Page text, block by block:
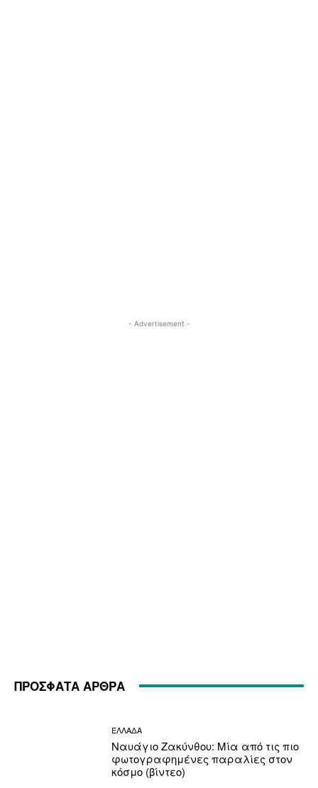
- Advertisement -
ΠΡΟΣΦΑΤΑ ΑΡΘΡΑ
ΕΛΛΑΔΑ
Ναυάγιο Ζακύνθου: Μία από τις πιο
φωτογραφημένες παραλίες στον
κόσμο (βίντεο)